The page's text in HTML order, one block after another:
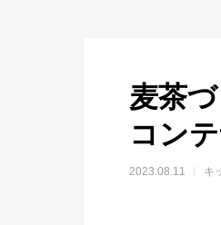
麦茶
コン
2023.08.11 キ